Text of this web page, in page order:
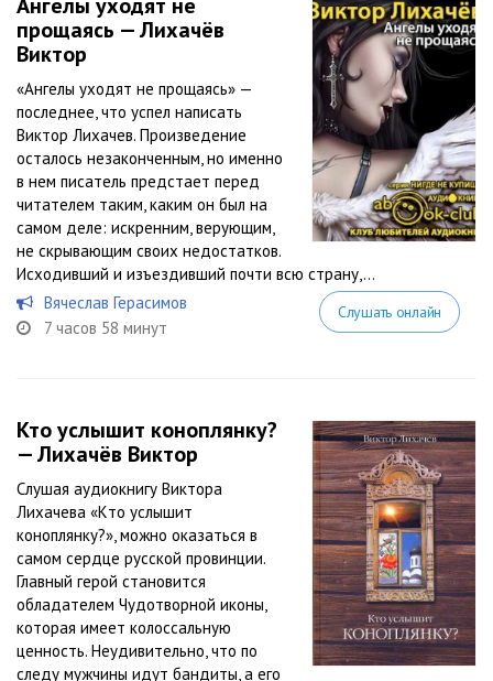
прощаясь — Лихачёв
Виктор
«Ангелы уходят не прощаясь» —
последнее, что успел написать
Виктор Лихачев. Произведение
осталось незаконченным, но именно
в нем писатель предстает перед
читателем таким, каким он был на
самом деле: искренним, верующим,
не скрывающим своих недостатков.
Исходивший и изъездивший почти всю страну,...
Вячеслав Герасимов
7 часов 58 минут
Слушать онлайн
Кто услышит коноплянку?
— Лихачёв Виктор
Слушая аудиокнигу Виктора
Лихачева «Кто услышит
коноплянку?», можно оказаться в
самом сердце русской провинции.
Главный герой становится
обладателем Чудотворной иконы,
которая имеет колоссальную
ценность. Неудивительно, что по
следу мужчины идут бандиты, а его